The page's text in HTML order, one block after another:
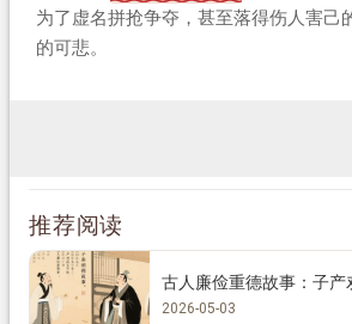
为了虚名拼抢争夺，甚至落得伤人害己
的可悲。
推荐阅读
古人廉俭重德故事：子产
2026-05-03